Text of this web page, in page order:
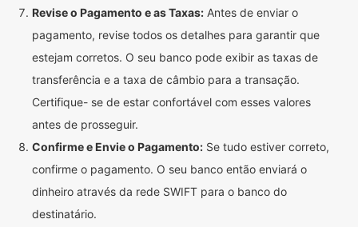
Revise o Pagamento e as Taxas: Antes de enviar o
pagamento, revise todos os detalhes para garantir que
estejam corretos. O seu banco pode exibir as taxas de
transferência e a taxa de câmbio para a transação.
Certifique- se de estar confortável com esses valores
antes de prosseguir.
Confirme e Envie o Pagamento: Se tudo estiver correto,
confirme o pagamento. O seu banco então enviará o
dinheiro através da rede SWIFT para o banco do
destinatário.